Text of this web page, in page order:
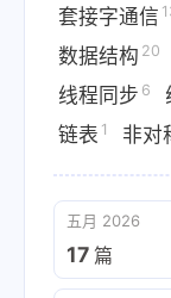
套接字通信
数据结构 20
线程同步 6
链表 1 非对
五月 2026
17 篇